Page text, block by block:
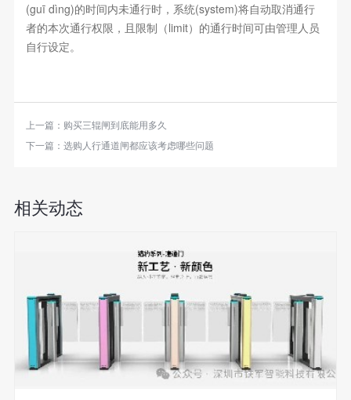
(guī dìng)的时间内未通行时，系统(system)将自动取消通行
者的本次通行权限，且限制（limit）的通行时间可由管理人员
自行设定。
上一篇： 购买三辊闸到底能用多久
下一篇： 选购人行通道闸都应该考虑哪些问题
相关动态